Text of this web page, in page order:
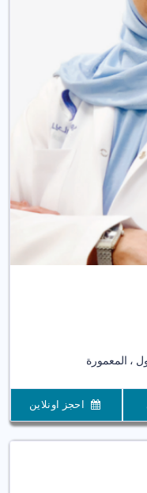
، المعمورة
احجز اونلاين